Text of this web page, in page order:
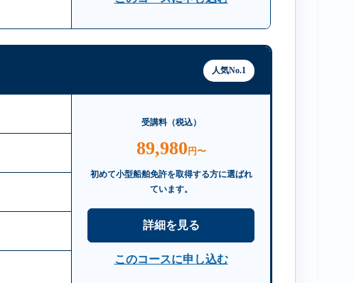
人気No.1
受講料（税込）
89,980円〜
初めて小型船舶免許を取得する方に選ばれ
ています。
詳細を見る
このコースに申し込む